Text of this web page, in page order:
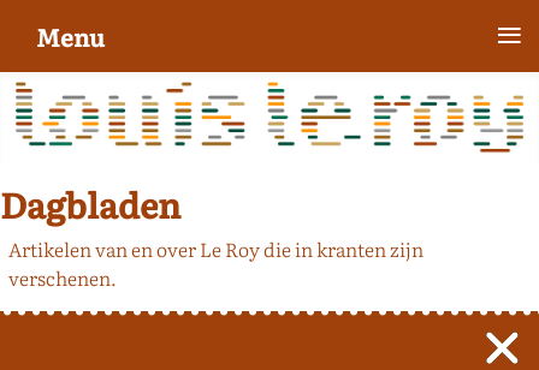
Dagbladen
Artikelen van en over Le Roy die in kranten zijn
verschenen.
Menu ≡